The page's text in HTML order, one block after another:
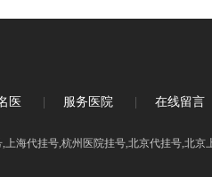
医 服务医院 在线留言
上海代挂号,杭州医院挂号,北京代挂号,北